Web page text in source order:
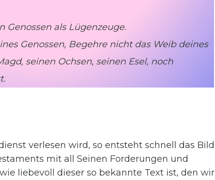
Genossen als Lügenzeuge.
Genossen, Begehre nicht das Weib deines
seinen Ochsen, seinen Esel, noch
verlesen wird, so entsteht schnell das Bild
mit all Seinen Forderungen und
liebevoll dieser so bekannte Text ist, den wir